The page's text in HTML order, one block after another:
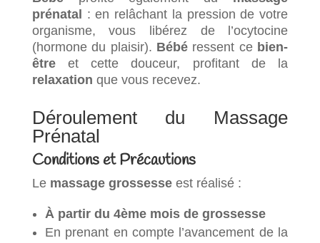
prénatal
: en relâchant la pression de votre
organisme, vous libérez de l’ocytocine
(hormone du plaisir). Bébé ressent ce bien-
êtreet cette douceur, profitant de la
relaxation que vous recevez.
Déroulement du Massage
Prénatal
Conditions et Précautions
Le massage grossesseest réalisé :
À partir du 4ème mois de grossesse
En prenant en compte l’avancement de la